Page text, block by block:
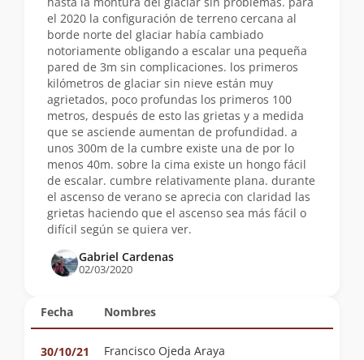
Fecha Nombres
30/10/21 Francisco Ojeda Araya
el 2020 la configuración de terreno cercana al
borde norte del glaciar había cambiado
notoriamente obligando a escalar una pequeña
pared de 3m sin complicaciones. los primeros
kilómetros de glaciar sin nieve están muy
agrietados, poco profundas los primeros 100
metros, después de esto las grietas y a medida
que se asciende aumentan de profundidad. a
unos 300m de la cumbre existe una de por lo
menos 40m. sobre la cima existe un hongo fácil
de escalar. cumbre relativamente plana. durante
el ascenso de verano se aprecia con claridad las
grietas haciendo que el ascenso sea más fácil o
difícil según se quiera ver.
Gabriel Cardenas
02/03/2020